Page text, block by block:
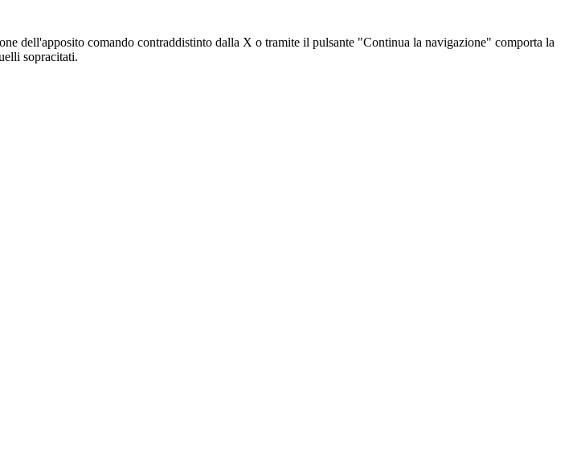
dell'apposito comando contraddistinto dalla X o tramite il pulsante "Continua la navigazione" comporta la
sopracitati.